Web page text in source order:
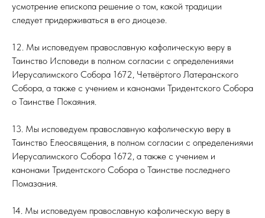
усмотрение епископа решение о том, какой традиции
следует придерживаться в его диоцезе.
12. Мы исповедуем православную кафолическую веру в
Таинство Исповеди в полном согласии с определениями
Иерусалимского Собора 1672, Четвёртого Латеранского
Собора, а также с учением и канонами Тридентского Собора
о Таинстве Покаяния.
13. Мы исповедуем православную кафолическую веру в
Таинство Елеосвящения, в полном согласии с определениями
Иерусалимского Собора 1672, а также с учением и
канонами Тридентского Собора о Таинстве последнего
Помазания.
14. Мы исповедуем православную кафолическую веру в